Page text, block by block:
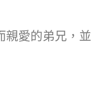
親愛的弟兄，並